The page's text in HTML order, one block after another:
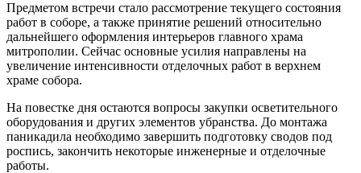
Предметом встречи стало рассмотрение текущего состояния
работ в соборе, а также принятие решений относительно
дальнейшего оформления интерьеров главного храма
митрополии. Сейчас основные усилия направлены на
увеличение интенсивности отделочных работ в верхнем
храме собора.
На повестке дня остаются вопросы закупки осветительного
оборудования и других элементов убранства. До монтажа
паникадила необходимо завершить подготовку сводов под
роспись, закончить некоторые инженерные и отделочные
работы.